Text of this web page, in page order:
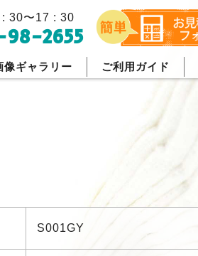
像ギャラリー ご利用ガイド
30〜17 : 30
2655
S001GY